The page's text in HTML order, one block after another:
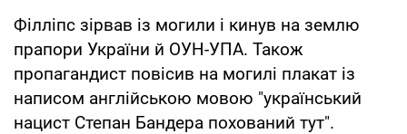
Філліпс зірвав із могили і кинув на землю
прапори України й ОУН-УПА. Також
пропагандист повісив на могилі плакат із
написом англійською мовою "український
нацист Степан Бандера похований тут".